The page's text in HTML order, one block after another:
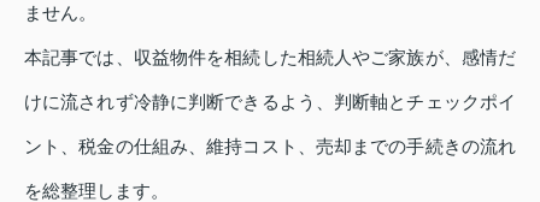
ません。
本記事では、収益物件を相続した相続人やご家族が、感情だ
けに流されず冷静に判断できるよう、判断軸とチェックポイ
ント、税金の仕組み、維持コスト、売却までの手続きの流れ
を総整理します。